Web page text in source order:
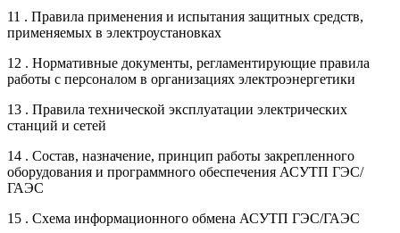
11 . Правила применения и испытания защитных средств,
применяемых в электроустановках
12 . Нормативные документы, регламентирующие правила
работы с персоналом в организациях электроэнергетики
13 . Правила технической эксплуатации электрических
станций и сетей
14 . Состав, назначение, принцип работы закрепленного
оборудования и программного обеспечения АСУТП ГЭС/
ГАЭС
15 . Схема информационного обмена АСУТП ГЭС/ГАЭС